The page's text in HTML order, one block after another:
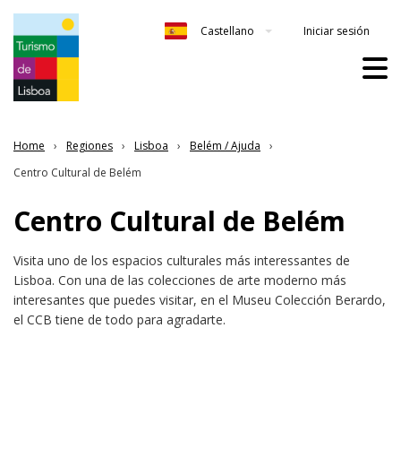
Castellano Iniciar sesión
Home Regiones Lisboa
Belém / Ajuda
Centro Cultural de Belém
Centro Cultural de Belém
Visita uno de los espacios culturales más interessantes de
Lisboa. Con una de las colecciones de arte moderno más
interesantes que puedes visitar, en el Museu Colección Berardo,
el CCB tiene de todo para agradarte.